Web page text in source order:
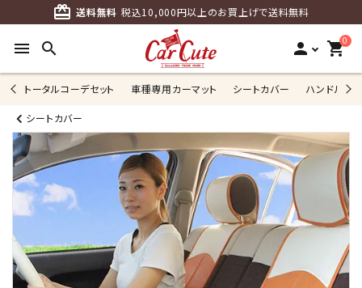
card_giftcard 送料無料 税込10,000円以上のお買上げで送料無料
menu search person 0
shopping_cart
トータルコーデセット 車種専用カーマット シートカバー ハンドルカ
シートカバー